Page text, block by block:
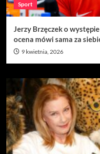
Sport
Jerzy Brzęczek o
ocena mówi sama za
9 kwietnia, 2026